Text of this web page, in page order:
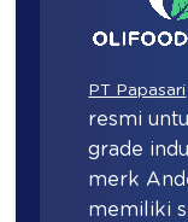
PT Papasari
resmi
grade
merk
memiliki